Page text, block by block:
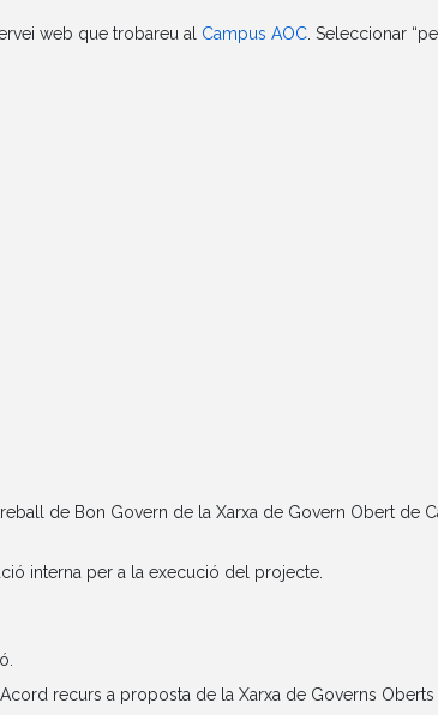
web que trobareu al Campus AOC . Seleccionar
de Bon Govern de la Xarxa de Govern Obert de
interna per a la execució del projecte.
recurs a proposta de la Xarxa de Governs Oberts